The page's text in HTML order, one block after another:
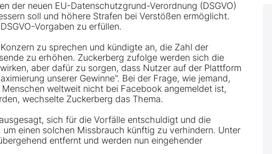
der neuen EU-Datenschutzgrund-Verordnung (DSGVO)
soll und höhere Strafen bei Verstößen ermöglicht.
Vorgaben zu erfüllen.
zu sprechen und kündigte an, die Zahl der
zu erhöhen. Zuckerberg zufolge werden sich die
aber dafür zu sorgen, dass Nutzer auf der Plattform
unserer Gewinne". Bei der Frage, wie jemand,
weltweit nicht bei Facebook angemeldet ist,
wechselte Zuckerberg das Thema.
sich für die Vorfälle entschuldigt und die
einen solchen Missbrauch künftig zu verhindern. Unter
entfernt und werden nun eingehender